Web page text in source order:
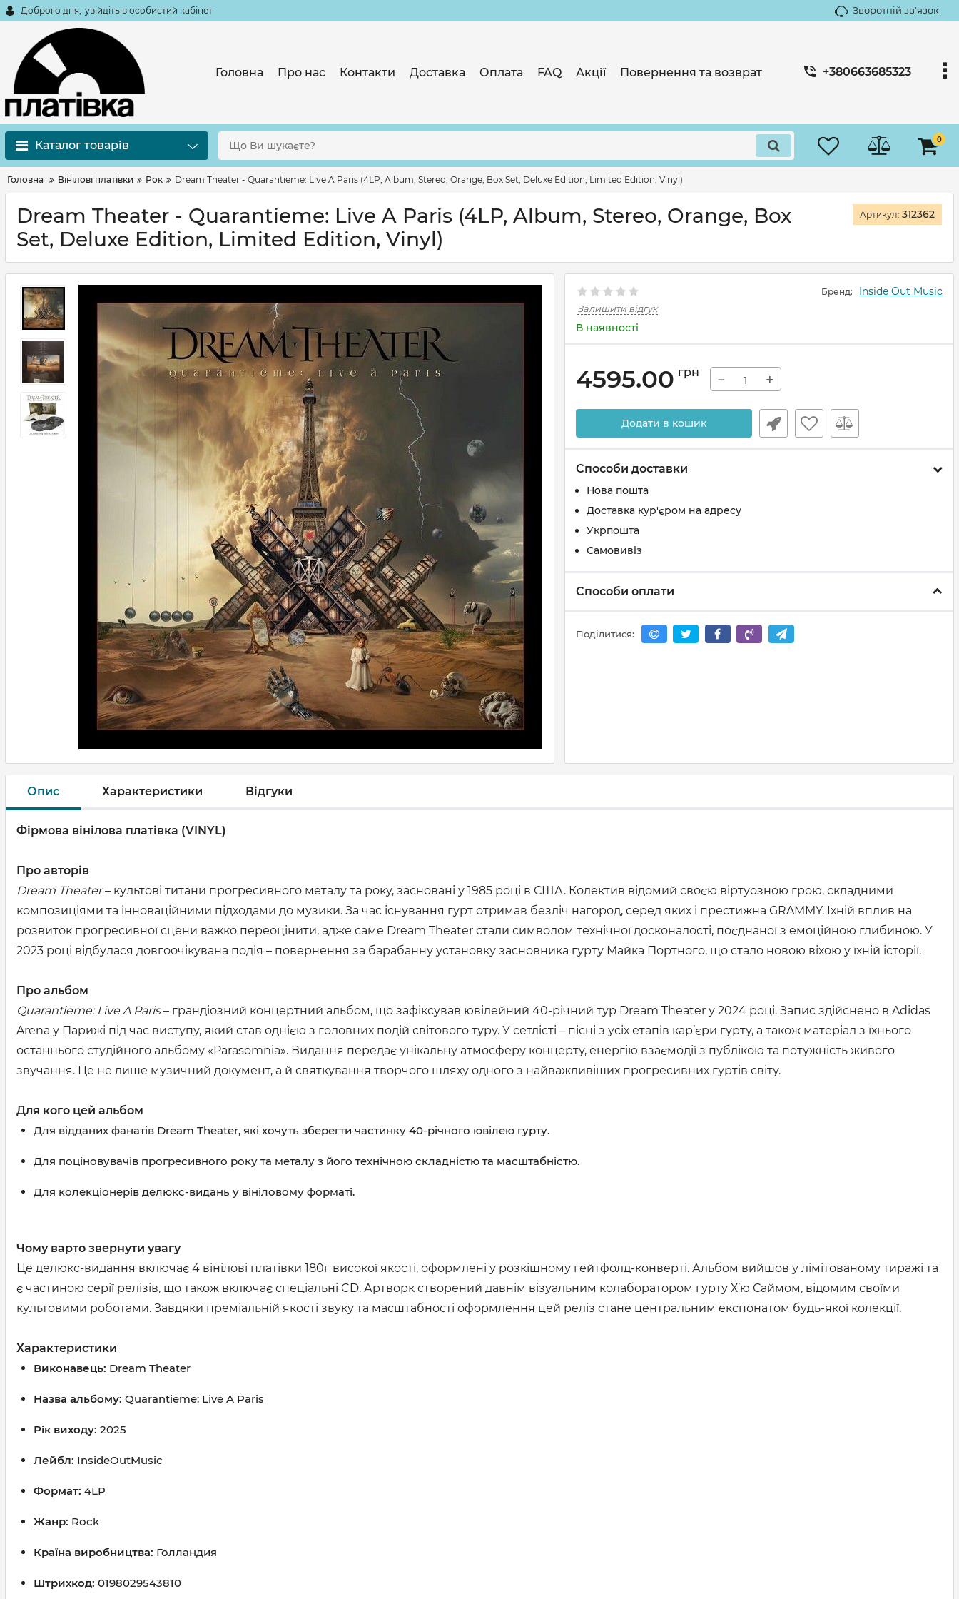
Доброго дня, увійдіть в особистий кабінет Зворотній зв'язок
Головна Про нас Контакти Доставка Оплата FAQ Акції Повернення та возврат +380663685323
Каталог товарів 0
Головна Вінілові платівки Рок Dream Theater - Quarantieme: Live A Paris (4LP, Album, Stereo, Orange, Box Set, Deluxe Edition, Limited Edition, Vinyl)
Dream Theater - Quarantieme: Live A Paris (4LP, Album, Stereo, Orange, Box
Set, Deluxe Edition, Limited Edition, Vinyl)
Артикул: 312362
Бренд: Inside Out Music
Залишити відгук
В наявності
4595.00 грн − +
Додати в кошик
Способи доставки
Нова пошта
Доставка кур'єром на адресу
Укрпошта
Самовивіз
Способи оплати
Поділитися:
Опис Характеристики Відгуки
Фірмова вінілова платівка (VINYL)
Про авторів
Dream Theater– культові титани прогресивного металу та року, засновані у 1985 році в США. Колектив відомий своєю віртуозною грою, складними
композиціями та інноваційними підходами до музики. За час існування гурт отримав безліч нагород, серед яких і престижна GRAMMY. Їхній вплив на
розвиток прогресивної сцени важко переоцінити, адже саме Dream Theater стали символом технічної досконалості, поєднаної з емоційною глибиною. У
2023 році відбулася довгоочікувана подія – повернення за барабанну установку засновника гурту Майка Портного, що стало новою віхою у їхній історії.
Про альбом
Quarantieme: Live A Paris– грандіозний концертний альбом, що зафіксував ювілейний 40-річний тур Dream Theater у 2024 році. Запис здійснено в Adidas
Arena у Парижі під час виступу, який став однією з головних подій світового туру. У сетлісті – пісні з усіх етапів кар’єри гурту, а також матеріал з їхнього
останнього студійного альбому «Parasomnia». Видання передає унікальну атмосферу концерту, енергію взаємодії з публікою та потужність живого
звучання. Це не лише музичний документ, а й святкування творчого шляху одного з найважливіших прогресивних гуртів світу.
Для кого цей альбом
Для відданих фанатів Dream Theater, які хочуть зберегти частинку 40-річного ювілею гурту.
Для поціновувачів прогресивного року та металу з його технічною складністю та масштабністю.
Для колекціонерів делюкс-видань у вініловому форматі.
Чому варто звернути увагу
Це делюкс-видання включає 4 вінілові платівки 180г високої якості, оформлені у розкішному гейтфолд-конверті. Альбом вийшов у лімітованому тиражі та
є частиною серії релізів, що також включає спеціальні CD. Артворк створений давнім візуальним колаборатором гурту Х’ю Саймом, відомим своїми
культовими роботами. Завдяки преміальній якості звуку та масштабності оформлення цей реліз стане центральним експонатом будь-якої колекції.
Характеристики
Виконавець: Dream Theater
Назва альбому: Quarantieme: Live A Paris
Рік виходу: 2025
Лейбл: InsideOutMusic
Формат: 4LP
Жанр: Rock
Країна виробництва: Голландия
Штрихкод: 0198029543810